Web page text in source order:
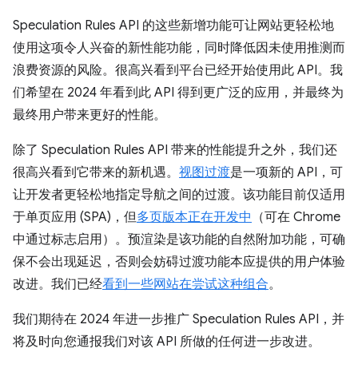
Speculation Rules API 的这些新增功能可让网站更轻松地
使用这项令人兴奋的新性能功能，同时降低因未使用推测而
浪费资源的风险。很高兴看到平台已经开始使用此 API。我
们希望在 2024 年看到此 API 得到更广泛的应用，并最终为
最终用户带来更好的性能。
除了 Speculation Rules API 带来的性能提升之外，我们还
很高兴看到它带来的新机遇。 视图过渡是一项新的 API，可
让开发者更轻松地指定导航之间的过渡。该功能目前仅适用
于单页应用 (SPA)，但多页版本正在开发中 （可在 Chrome
中通过标志启用）。预渲染是该功能的自然附加功能，可确
保不会出现延迟，否则会妨碍过渡功能本应提供的用户体验
改进。我们已经看到一些网站在尝试这种组合。
我们期待在 2024 年进一步推广 Speculation Rules API，并
将及时向您通报我们对该 API 所做的任何进一步改进。